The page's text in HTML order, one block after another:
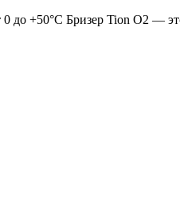
0 до +50°С Бризер Tion O2 —